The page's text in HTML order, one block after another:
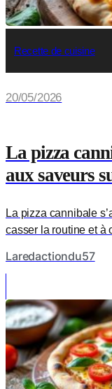
Recette de cuisine
20/05/2026
La pizza
aux saveurs
La pizza cannibale
casser la routine et à
Laredactiondu57